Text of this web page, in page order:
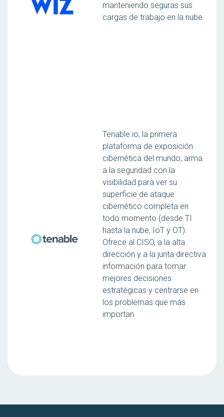
manteniendo seguras sus
cargas de trabajo en la nube.
Tenable.io, la primera
plataforma de exposición
cibernética del mundo, arma
a la seguridad con la
visibilidad para ver su
superficie de ataque
cibernético completa en
todo momento (desde TI
hasta la nube, IoT y OT).
Ofrece al CISO, a la alta
dirección y a la junta directiva
información para tomar
mejores decisiones
estratégicas y centrarse en
los problemas que más
importan.